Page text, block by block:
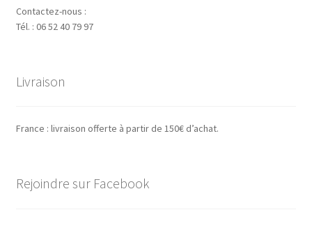
Contactez-nous :
Tél. : 06 52 40 79 97
Livraison
France : livraison offerte à partir de 150€ d’achat.
Rejoindre sur Facebook